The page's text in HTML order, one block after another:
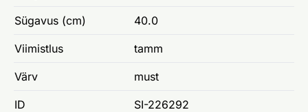
Sügavus (cm) 40.0
Viimistlus tamm
Värv must
ID SI-226292